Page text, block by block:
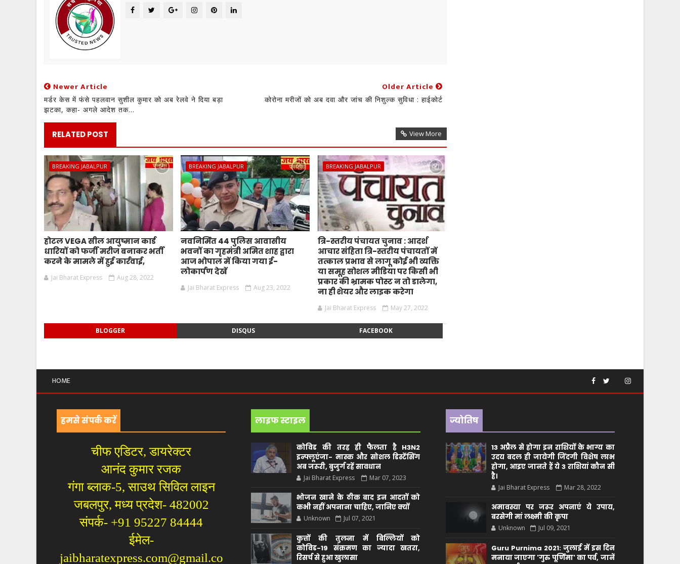
Newer Article
मर्डर केस में फंसे पहलवान सुशील कुमार को अब रेलवे ने दिया बड़ा
झटका, कहा- अगले आदेश तक...
Older Article
कोरोना मरीजों को अब दवा और जांच की निशुल्क सुविधा : हाईकोर्ट
RELATED POST View More
BREAKING JABALPUR
होटल VEGA सील आयुष्मान कार्ड
धारियों को फर्जी मरीज बनाकर भर्ती
करने के मामले में हुई कार्रवाई,
Jai Bharat Express Aug 28, 2022
BREAKING JABALPUR
नवनिर्मित 44 पुलिस आवासीय
भवनों का गृहमंत्री अमित शाह द्वारा
आज भोपाल में किया गया ई-
लोकार्पण देखें
Jai Bharat Express Aug 23, 2022
BREAKING JABALPUR
त्रि-स्तरीय पंचायत चुनाव : आदर्श
आचार संहिता त्रि-स्तरीय पंचायतों में
तत्काल प्रभाव से लागू कोई भी व्यक्ति
या समूह सोशल मीडिया पर किसी भी
प्रकार की भ्रामक पोस्ट न तो डालेगा,
ना ही शेयर और लाइक करेगा
Jai Bharat Express May 27, 2022
BLOGGER DISQUS FACEBOOK
HOME
हमसे संपर्क करें
चीफ एडिटर, डायरेक्टर
आनंद कुमार रजक
गंगा ब्लाक-5, साउथ सिविल लाइन
जबलपुर, मध्य प्रदेश- 482002
संपर्क- +91 95227 84444
ईमेल-
jaibharatexpress.com@gmail.co
लाइफ स्टाइल
कोविड की तरह ही फैलता है H3N2
इन्फ्लूएंजा- मास्क और सोशल डिस्टेंसिंग
अब जरूरी, बुजुर्ग रहें सावधान
Jai Bharat Express Mar 07, 2023
भोजन खाने के ठीक बाद इन आदतों को
कभी नहीं अपनाना चाहिए, जानिए क्यों
Unknown Jul 07, 2021
कुत्तों की तुलना में बिल्लियों को
कोविड-19 संक्रमण का ज्यादा खतरा,
रिसर्च से हुआ खुलासा
ज्योतिष
13 अप्रैल से होगा इन राशियों के भाग्य का
उदय बदल ही जायेगी जिंदगी विशेष लाभ
होगा, आइए जानते हैं ये 3 राशियां कौन सीं
है।
Jai Bharat Express Mar 28, 2022
अमावस्या पर जरूर अपनाएं ये उपाय,
बरसेगी मां लक्ष्मी की कृपा
Unknown Jul 09, 2021
Guru Purnima 2021: जुलाई में इस दिन
मनाया जाएगा 'गुरु पूर्णिमा' का पर्व, जानें